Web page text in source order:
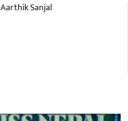
Aarthik Sanjal